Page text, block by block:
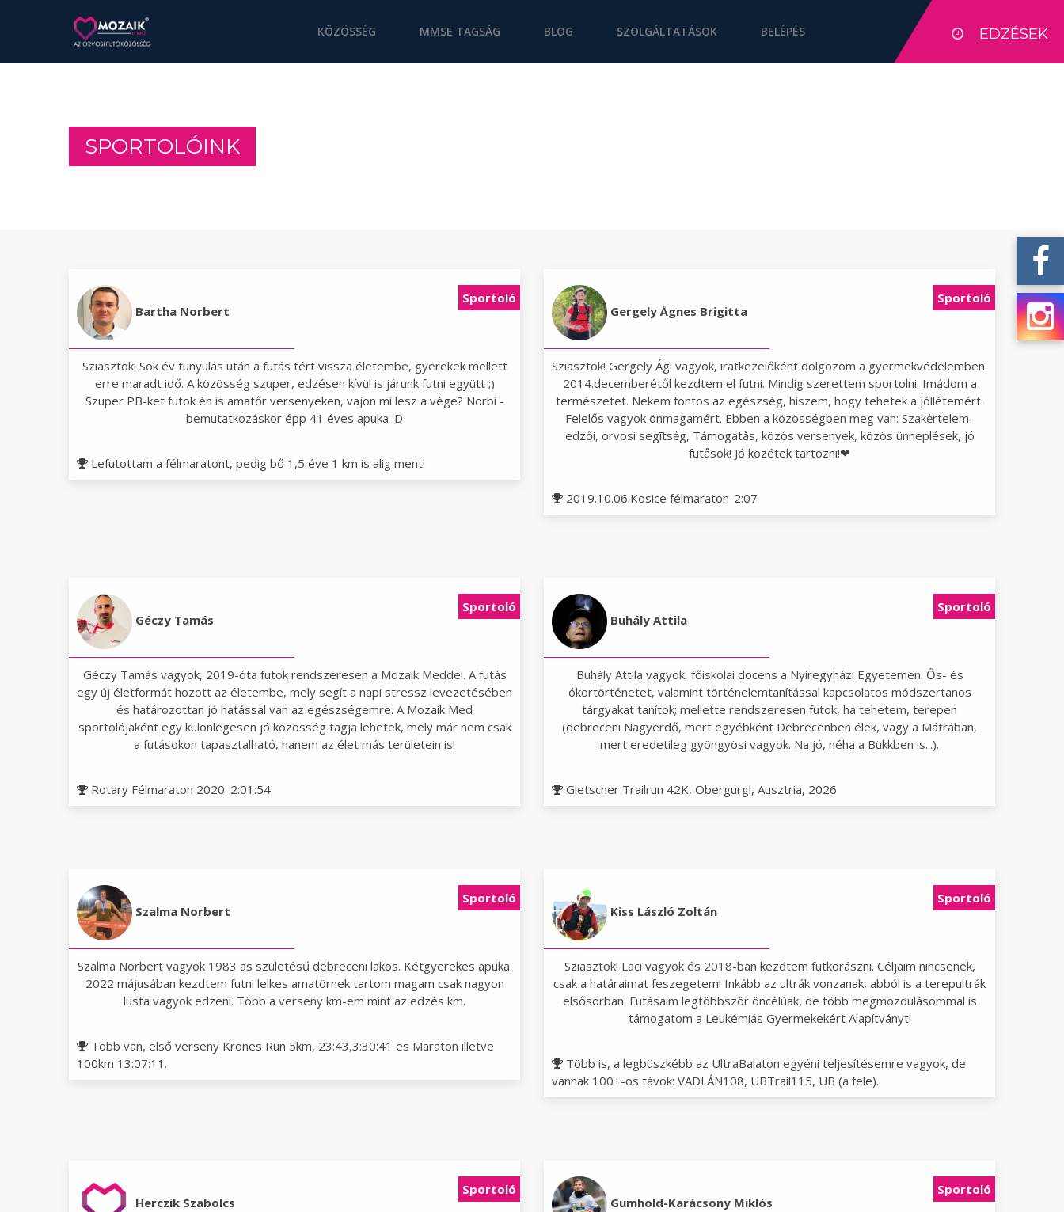
KÖZÖSSÉG MMSE TAGSÁG BLOG SZOLGÁLTATÁSOK BELÉPÉS EDZÉSEK
SPORTOLÓINK
Bartha Norbert
Sportoló
Sziasztok! Sok év tunyulás után a futás tért vissza életembe, gyerekek mellett
erre maradt idő. A közösség szuper, edzésen kívül is járunk futni együtt ;)
Szuper PB-ket futok én is amatőr versenyeken, vajon mi lesz a vége? Norbi -
bemutatkozáskor épp 41 éves apuka :D
Lefutottam a félmaratont, pedig bő 1,5 éve 1 km is alig ment!
Gergely Ågnes Brigitta
Sportoló
Sziasztok! Gergely Ági vagyok, iratkezelőként dolgozom a gyermekvédelemben.
2014.decemberétől kezdtem el futni. Mindig szerettem sportolni. Imádom a
természetet. Nekem fontos az egészség, hiszem, hogy tehetek a jóllétemért.
Felelős vagyok önmagamért. Ebben a közösségben meg van: Szakėrtelem-
edzői, orvosi segītsėg, Támogatås, közös versenyek, közös ünneplések, jó
futåsok! Jó közétek tartozni!❤
2019.10.06.Kosice félmaraton-2:07
Géczy Tamás
Sportoló
Géczy Tamás vagyok, 2019-óta futok rendszeresen a Mozaik Meddel. A futás
egy új életformát hozott az életembe, mely segít a napi stressz levezetésében
és határozottan jó hatással van az egészségemre. A Mozaik Med
sportolójaként egy különlegesen jó közösség tagja lehetek, mely már nem csak
a futásokon tapasztalható, hanem az élet más területein is!
Rotary Félmaraton 2020. 2:01:54
Buhály Attila
Sportoló
Buhály Attila vagyok, főiskolai docens a Nyíregyházi Egyetemen. Ős- és
ókortörténetet, valamint történelemtanítással kapcsolatos módszertanos
tárgyakat tanítok; mellette rendszeresen futok, ha tehetem, terepen
(debreceni Nagyerdő, mert egyébként Debrecenben élek, vagy a Mátrában,
mert eredetileg gyöngyösi vagyok. Na jó, néha a Bükkben is...).
Gletscher Trailrun 42K, Obergurgl, Ausztria, 2026
Szalma Norbert
Sportoló
Szalma Norbert vagyok 1983 as születésű debreceni lakos. Kétgyerekes apuka.
2022 májusában kezdtem futni lelkes amatörnek tartom magam csak nagyon
lusta vagyok edzeni. Több a verseny km-em mint az edzés km.
Több van, első verseny Krones Run 5km, 23:43,3:30:41 es Maraton illetve
100km 13:07:11.
Kiss László Zoltán
Sportoló
Sziasztok! Laci vagyok és 2018-ban kezdtem futkorászni. Céljaim nincsenek,
csak a határaimat feszegetem! Inkább az ultrák vonzanak, abból is a terepultrák
elsősorban. Futásaim legtöbbször öncélúak, de több megmozdulásommal is
támogatom a Leukémiás Gyermekekért Alapítványt!
Több is, a legbüszkébb az UltraBalaton egyéni teljesítésemre vagyok, de
vannak 100+-os távok: VADLÁN108, UBTrail115, UB (a fele).
Herczik Szabolcs
Sportoló
Gumhold-Karácsony Miklós
Sportoló